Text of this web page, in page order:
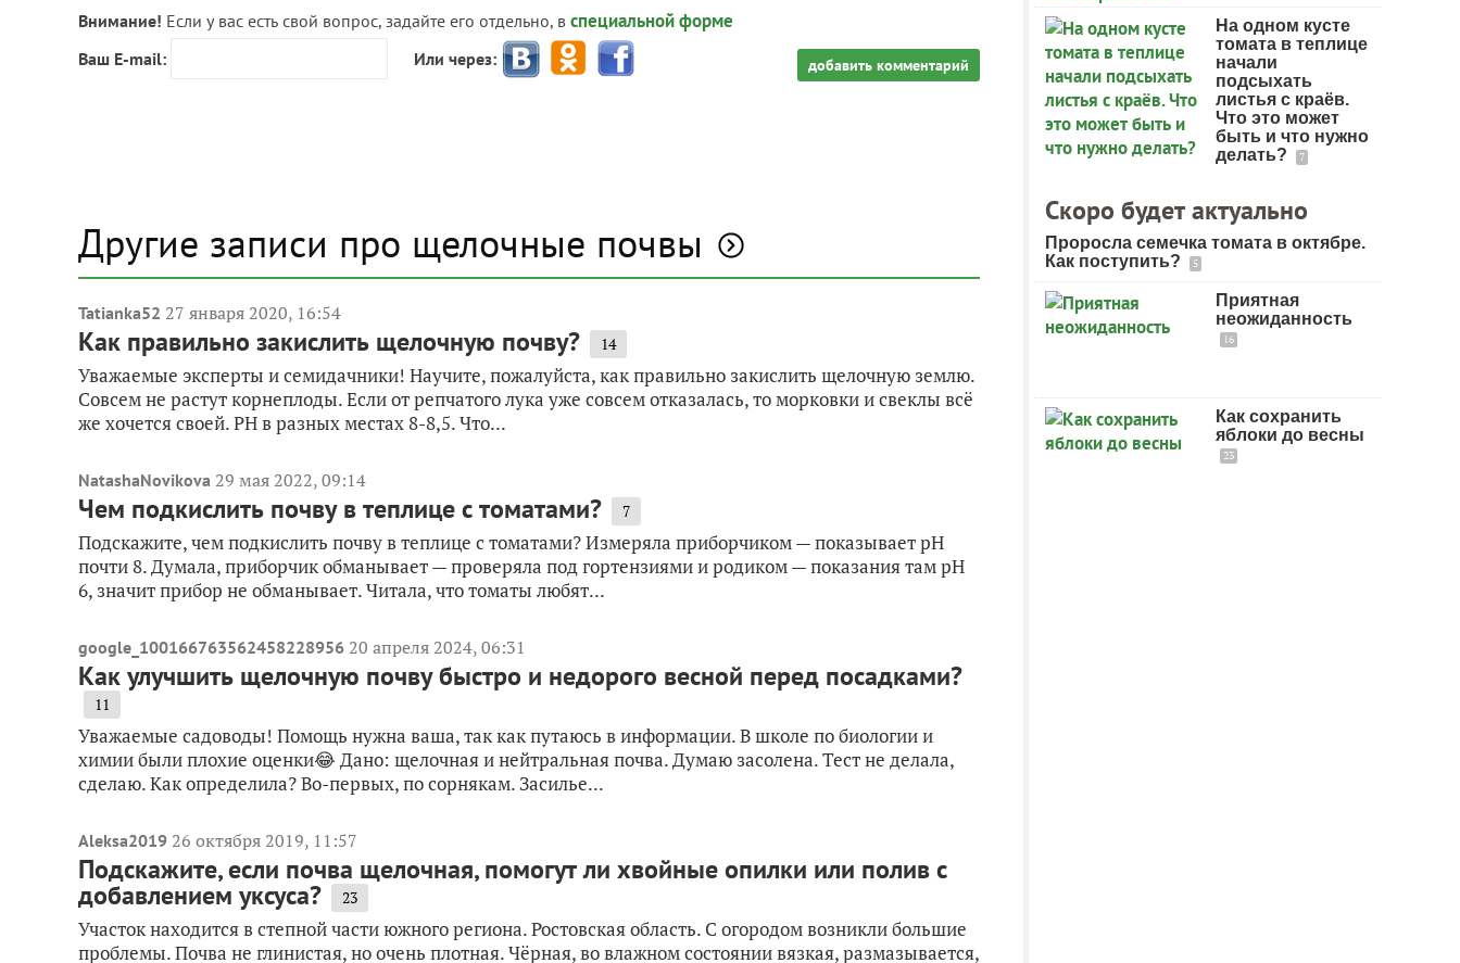
Внимание! Если у вас есть свой вопрос, задайте его отдельно, в специальной форме
Ваш E-mail: Или через: добавить комментарий
Другие записи про щелочные почвы
Tatianka52 27 января 2020, 16:54
Как правильно закислить щелочную почву? 14
Уважаемые эксперты и семидачники! Научите, пожалуйста, как правильно закислить щелочную землю.
Совсем не растут корнеплоды. Если от репчатого лука уже совсем отказалась, то морковки и свеклы всё
же хочется своей. PH в разных местах 8-8,5. Что...
NatashaNovikova 29 мая 2022, 09:14
Чем подкислить почву в теплице с томатами? 7
Подскажите, чем подкислить почву в теплице с томатами? Измеряла приборчиком — показывает pH
почти 8. Думала, приборчик обманывает — проверяла под гортензиями и родиком — показания там pH
6, значит прибор не обманывает. Читала, что томаты любят...
google_100166763562458228956 20 апреля 2024, 06:31
Как улучшить щелочную почву быстро и недорого весной перед посадками?
11
Уважаемые садоводы! Помощь нужна ваша, так как путаюсь в информации. В школе по биологии и
химии были плохие оценки😂 Дано: щелочная и нейтральная почва. Думаю засолена. Тест не делала,
сделаю. Как определила? Во-первых, по сорнякам. Засилье...
Aleksa2019 26 октября 2019, 11:57
Подскажите, если почва щелочная, помогут ли хвойные опилки или полив с
добавлением уксуса? 23
Участок находится в степной части южного региона. Ростовская область. С огородом возникли большие
проблемы. Почва не глинистая, но очень плотная. Чёрная, во влажном состоянии вязкая, размазывается,
На одном кусте
томата в теплице
начали
подсыхать
листья с краёв.
Что это может
быть и что нужно
делать?
7
Скоро будет актуально
Проросла семечка томата в октябре.
Как поступить?
5
Приятная
неожиданность
16
Как сохранить
яблоки до весны
23